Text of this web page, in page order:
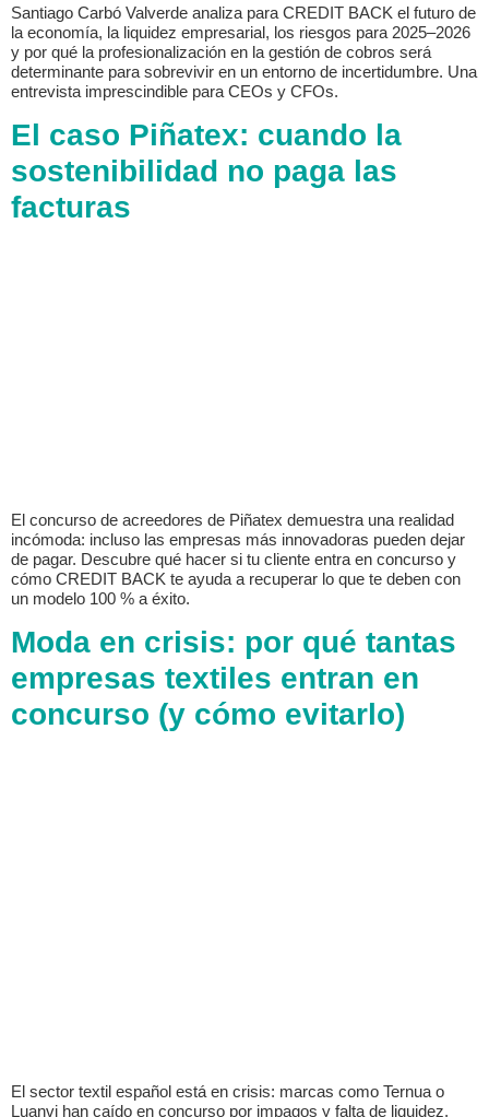
Santiago Carbó Valverde analiza para CREDIT BACK el futuro de
la economía, la liquidez empresarial, los riesgos para 2025–2026
y por qué la profesionalización en la gestión de cobros será
determinante para sobrevivir en un entorno de incertidumbre. Una
entrevista imprescindible para CEOs y CFOs.
El caso Piñatex: cuando la
sostenibilidad no paga las
facturas
El concurso de acreedores de Piñatex demuestra una realidad
incómoda: incluso las empresas más innovadoras pueden dejar
de pagar. Descubre qué hacer si tu cliente entra en concurso y
cómo CREDIT BACK te ayuda a recuperar lo que te deben con
un modelo 100 % a éxito.
Moda en crisis: por qué tantas
empresas textiles entran en
concurso (y cómo evitarlo)
El sector textil español está en crisis: marcas como Ternua o
Luanvi han caído en concurso por impagos y falta de liquidez.